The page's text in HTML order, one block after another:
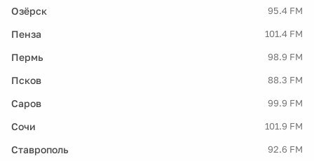
Озёрск 95.4 FM
Пенза 101.4 FM
Пермь 98.9 FM
Псков 88.3 FM
Саров 99.9 FM
Сочи 101.9 FM
Ставрополь 92.6 FM